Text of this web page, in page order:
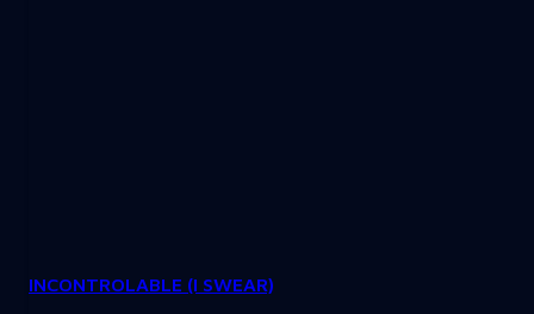
INCONTROLABLE (I SWEAR)